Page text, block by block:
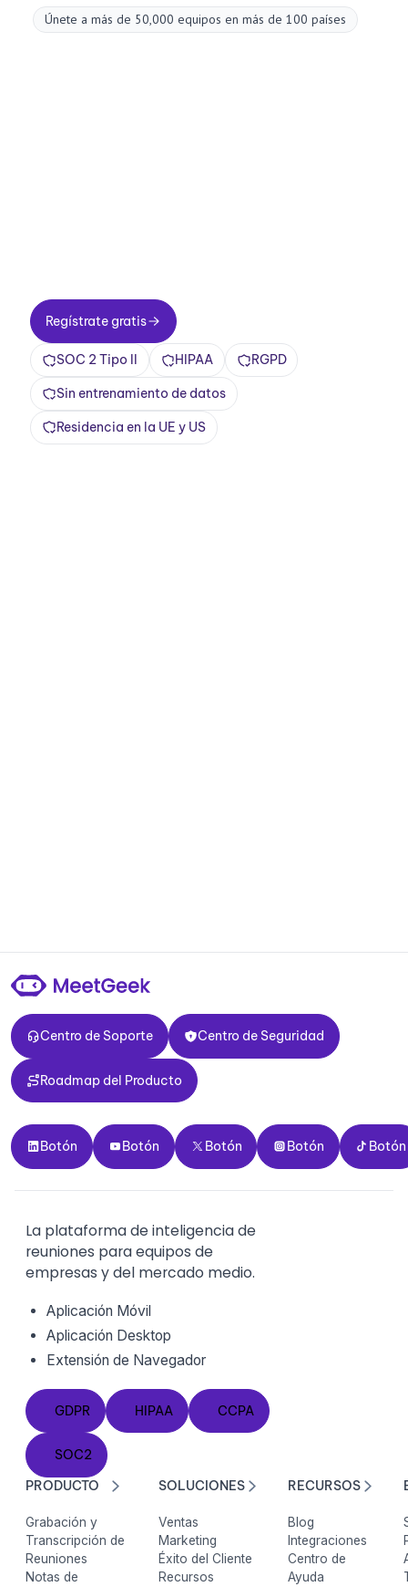
Únete a más de 50,000 equipos en más de 100 países
Regístrate gratis
Regístrate gratis
SOC 2 Tipo II HIPAA RGPD
Sin entrenamiento de datos
Residencia en la UE y US
Centro de Soporte
Centro de Soporte
Centro de Seguridad
Centro de Seguridad
Roadmap del Producto
Roadmap del Producto
Botón
Botón
Botón
Botón
Botón
Botón
Botón
Botón
Botón
Botón
La plataforma de inteligencia de
reuniones para equipos de
empresas y del mercado medio.
Aplicación Móvil
Aplicación Desktop
Extensión de Navegador
GDPR
GDPR
HIPAA
HIPAA
CCPA
CCPA
SOC2
SOC2
PRODUCTO
Grabación y
Transcripción de
Reuniones
Notas de
SOLUCIONES
Ventas
Marketing
Éxito del Cliente
Recursos
RECURSOS
Blog
Integraciones
Centro de
Ayuda